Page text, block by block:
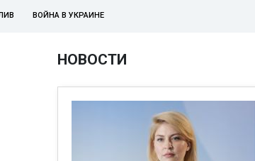
ВОЙНА В УКРАИНЕ
НОВОСТИ